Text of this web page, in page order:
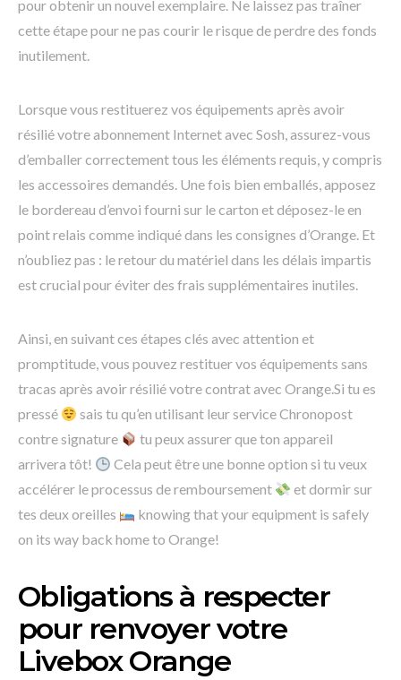
pour obtenir un nouvel exemplaire. Ne laissez pas traîner
cette étape pour ne pas courir le risque de perdre des fonds
inutilement.
Lorsque vous restituerez vos équipements après avoir
résilié votre abonnement Internet avec Sosh, assurez-vous
d’emballer correctement tous les éléments requis, y compris
les accessoires demandés. Une fois bien emballés, apposez
le bordereau d’envoi fourni sur le carton et déposez-le en
point relais comme indiqué dans les consignes d’Orange. Et
n’oubliez pas : le retour du matériel dans les délais impartis
est crucial pour éviter des frais supplémentaires inutiles.
Ainsi, en suivant ces étapes clés avec attention et
promptitude, vous pouvez restituer vos équipements sans
tracas après avoir résilié votre contrat avec Orange.Si tu es
pressé
sais tu qu’en utilisant leur service Chronopost
contre signature
tu peux assurer que ton appareil
arrivera tôt!
Cela peut être une bonne option si tu veux
accélérer le processus de remboursement
et dormir sur
tes deux oreilles
knowing that your equipment is safely
on its way back home to Orange!
Obligations à respecter
pour renvoyer votre
Livebox Orange